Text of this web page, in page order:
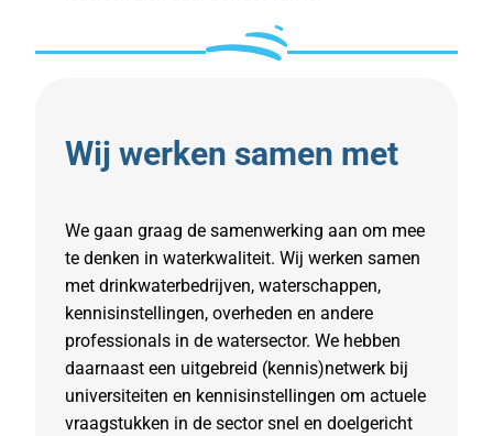
Wij werken samen met
We gaan graag de samenwerking aan om mee
te denken in waterkwaliteit. Wij werken samen
met drinkwaterbedrijven, waterschappen,
kennisinstellingen, overheden en andere
professionals in de watersector. We hebben
daarnaast een uitgebreid (kennis)netwerk bij
universiteiten en kennisinstellingen om actuele
vraagstukken in de sector snel en doelgericht